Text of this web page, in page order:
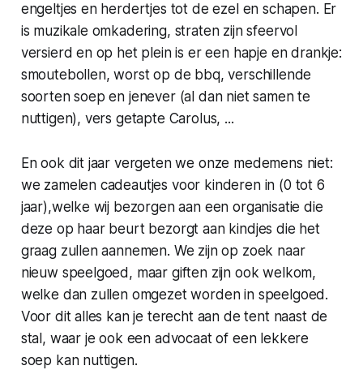
engeltjes en herdertjes tot de ezel en schapen. Er
is muzikale omkadering, straten zijn sfeervol
versierd en op het plein is er een hapje en drankje:
smoutebollen, worst op de bbq, verschillende
soorten soep en jenever (al dan niet samen te
nuttigen), vers getapte Carolus, ...
En ook dit jaar vergeten we onze medemens niet:
we zamelen cadeautjes voor kinderen in (0 tot 6
jaar),welke wij bezorgen aan een organisatie die
deze op haar beurt bezorgt aan kindjes die het
graag zullen aannemen. We zijn op zoek naar
nieuw speelgoed, maar giften zijn ook welkom,
welke dan zullen omgezet worden in speelgoed.
Voor dit alles kan je terecht aan de tent naast de
stal, waar je ook een advocaat of een lekkere
soep kan nuttigen.